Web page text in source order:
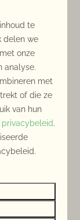
de
zijn
Knokke
bezoeken!
het riet en
uw haren
te
delen we
onze
analyse.
met
of die ze
van hun
privacybeleid.